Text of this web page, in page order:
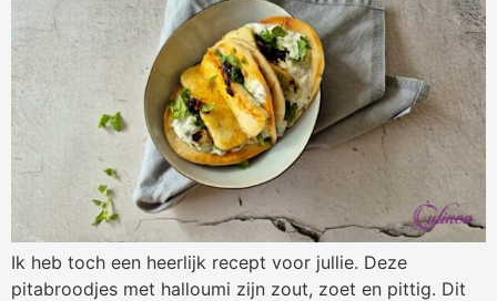
Ik heb toch een heerlijk recept voor jullie. Deze
pitabroodjes met halloumi zijn zout, zoet en pittig. Dit